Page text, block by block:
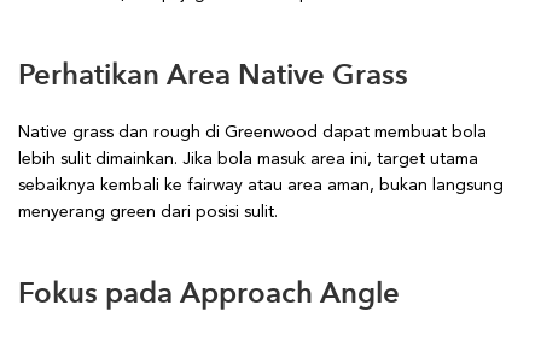
Perhatikan Area Native Grass
Native grass dan rough di Greenwood dapat membuat bola
lebih sulit dimainkan. Jika bola masuk area ini, target utama
sebaiknya kembali ke fairway atau area aman, bukan langsung
menyerang green dari posisi sulit.
Fokus pada Approach Angle